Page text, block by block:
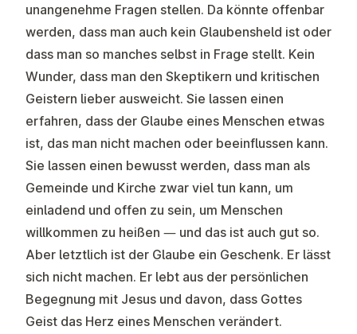
unangenehme Fragen stellen. Da könnte offenbar
werden, dass man auch kein Glaubensheld ist oder
dass man so manches selbst in Frage stellt. Kein
Wunder, dass man den Skeptikern und kritischen
Geistern lieber ausweicht. Sie lassen einen
erfahren, dass der Glaube eines Menschen etwas
ist, das man nicht machen oder beeinflussen kann.
Sie lassen einen bewusst werden, dass man als
Gemeinde und Kirche zwar viel tun kann, um
einladend und offen zu sein, um Menschen
willkommen zu heißen — und das ist auch gut so.
Aber letztlich ist der Glaube ein Geschenk. Er lässt
sich nicht machen. Er lebt aus der persönlichen
Begegnung mit Jesus und davon, dass Gottes
Geist das Herz eines Menschen verändert.